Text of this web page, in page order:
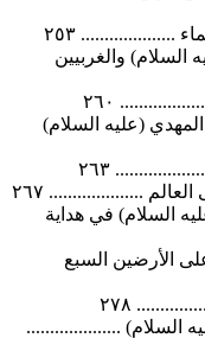
٢٥٣
والغربيين
٢٦٠
(عليه السلام)
٢٦٣
٢٦٧
في هداية
السبع
....................